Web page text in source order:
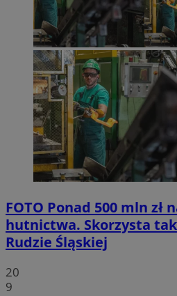
FOTO Ponad 500 mln zł
hutnictwa. Skorzysta
Rudzie Śląskiej
20
9